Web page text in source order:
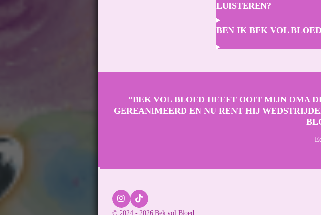
LUISTEREN?
BEN IK BEK VOL
“BEK VOL BLOED HEEFT OOIT MIJN OMA
GEREANIMEERD EN NU RENT HIJ
I
n
T
i
© 2024 - 2026 Bek vol Bloed